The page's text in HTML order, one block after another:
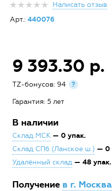
Написать отзыв
Арт.: 440076
9 393.30 р.
TZ-бонусов: 94 ?
Гарантия: 5 лет
В наличии
Склад МСК — 0 упак.
Склад СПб (Ланское ш.) — 0
Удалённый склад — 48 упак.
Получение в г. Москва